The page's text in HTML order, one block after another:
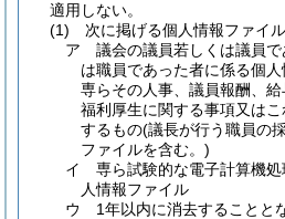
適用しない。
(1)
次に掲げる個人情報ファイル
ア
議会の議員若しくは議員
は職員であった者に係る個人
専らその人事、議員報酬、
福利厚生に関する事項又は
するもの(議長が行う職員の
ファイルを含む。)
イ
専ら試験的な電子計算機
人情報ファイル
ウ
1年以内に消去することと